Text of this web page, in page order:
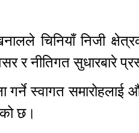
चिनियाँ निजी
र नीतिगत सुधारबारे
गर्ने स्वागत
छ।